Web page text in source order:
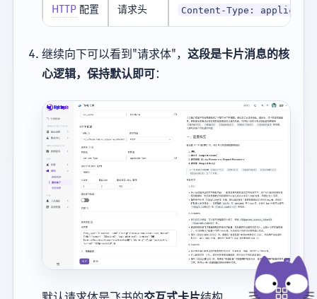
HTTP配置 请求头 Content-Type:
继续向下可以看到"请求体"， 这段是卡片消息的核
心逻辑，保持默认即可：